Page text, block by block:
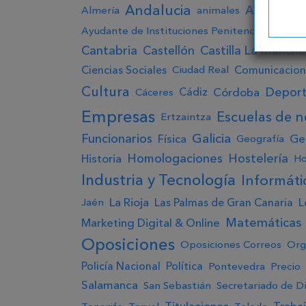
Almería Andalucia animales Aragón
Ayudante de Instituciones Penitenciarias
Cantabria Castellón Castilla La Mancha
Ciencias Sociales Ciudad Real
Cultura Cáceres Cádiz Córdoba
Empresas Ertzaintza Escuelas de
Funcionarios Física Galicia Geografía
Historia Homologaciones Hostelería
Industria y Tecnología
Jaén La Rioja Las Palmas de Gran Canaria
Marketing Digital & Online Matemáticas
Oposiciones Oposiciones Correos
Policía Nacional
Política Pontevedra Precio
Salamanca San Sebastián Secretariado de